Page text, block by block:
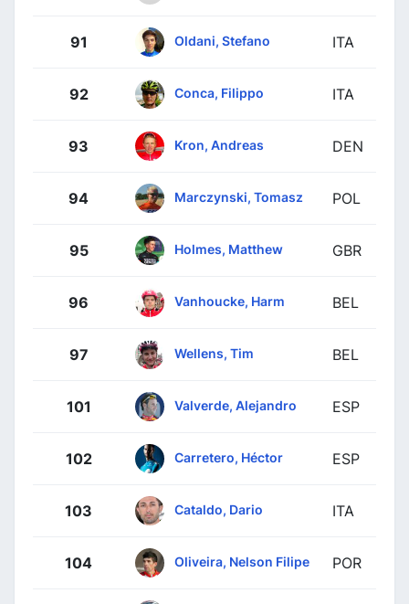
91 Oldani, Stefano ITA
92 Conca, Filippo ITA
93 Kron, Andreas DEN
94 Marczynski, Tomasz POL
95 Holmes, Matthew GBR
96 Vanhoucke, Harm BEL
97 Wellens, Tim BEL
101 Valverde, Alejandro ESP
102 Carretero, Héctor ESP
103 Cataldo, Dario ITA
104 Oliveira, Nelson Filipe POR